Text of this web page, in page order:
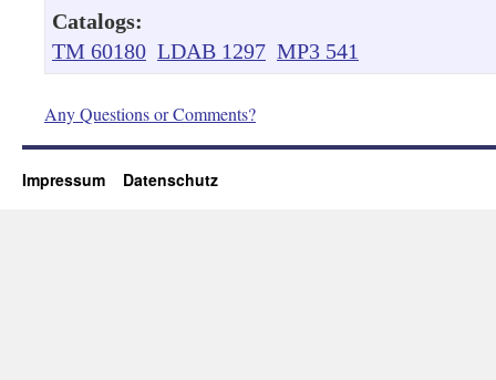
Catalogs:
TM 60180 LDAB 1297 MP3 541
Any Questions or Comments?
Impressum Datenschutz